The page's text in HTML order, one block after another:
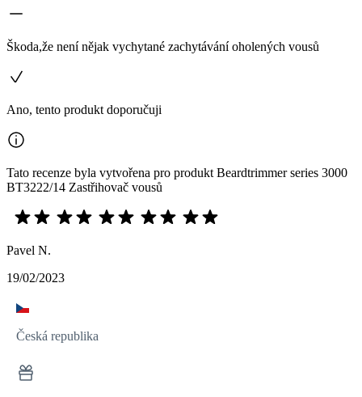
Škoda,že není nějak vychytané zachytávání oholených vousů
Ano, tento produkt doporučuji
Tato recenze byla vytvořena pro produkt Beardtrimmer series 3000
BT3222/14 Zastřihovač vousů
Pavel N.
19/02/2023
Česká republika